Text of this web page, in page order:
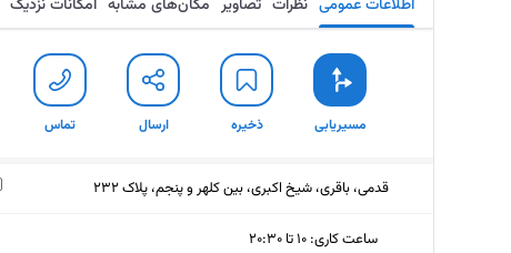
اطلاعات عمومی نظرات تصاویر مکان‌های مشابه امکانات نزدیک
مسیریابی ذخیره ارسال تماس
قدمی، باقری، شیخ اکبری، بین کلهر و پنجم، پلاک ۲۳۲
ساعت کاری: ۱۰ تا ۲۰:۳۰